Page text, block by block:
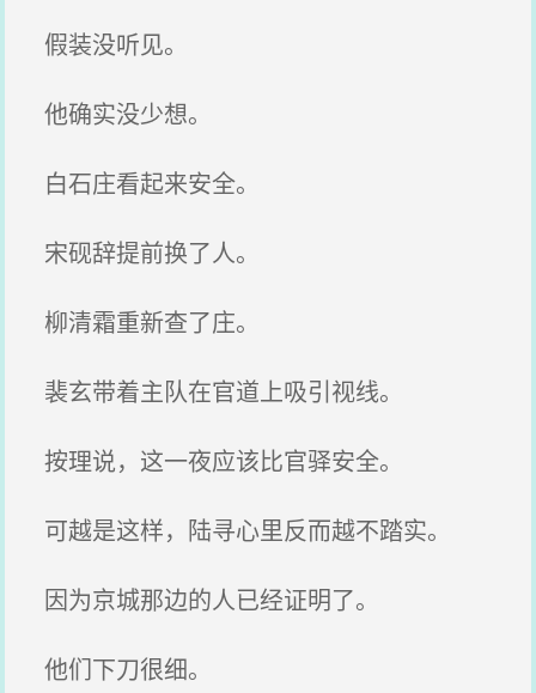
假装没听见。
他确实没少想。
白石庄看起来安全。
宋砚辞提前换了人。
柳清霜重新查了庄。
裴玄带着主队在官道上吸引视线。
按理说，这一夜应该比官驿安全。
可越是这样，陆寻心里反而越不踏实。
因为京城那边的人已经证明了。
他们下刀很细。